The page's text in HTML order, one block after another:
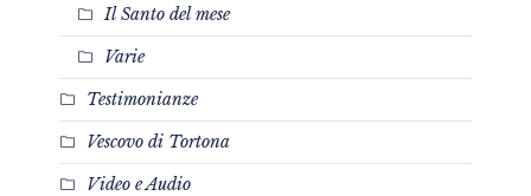
Il Santo del mese
Varie
Testimonianze
Vescovo di Tortona
Video e Audio